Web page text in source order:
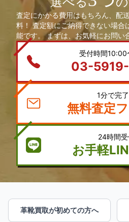
査定にかかる費用はもちろん、配
料！ 査定額にご納得できない場合
能です。 まずは、お気軽にお問い
受付時間
03-
1分で完了
無料査定
24時間
お手軽
革靴買取が初めての方へ